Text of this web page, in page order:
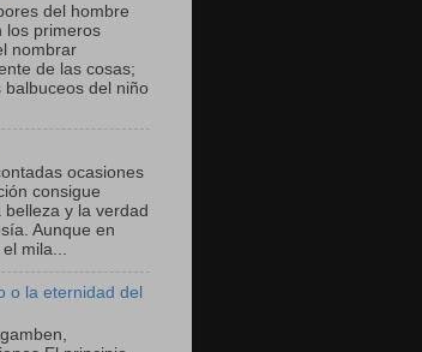
del hombre
los primeros
nombrar
de las cosas;
del niño
ocasiones
consigue
belleza y la verdad
Aunque en
mila...
o la eternidad del